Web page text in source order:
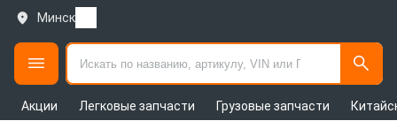
Минск
Акции Легковые запчасти Грузовые запчасти